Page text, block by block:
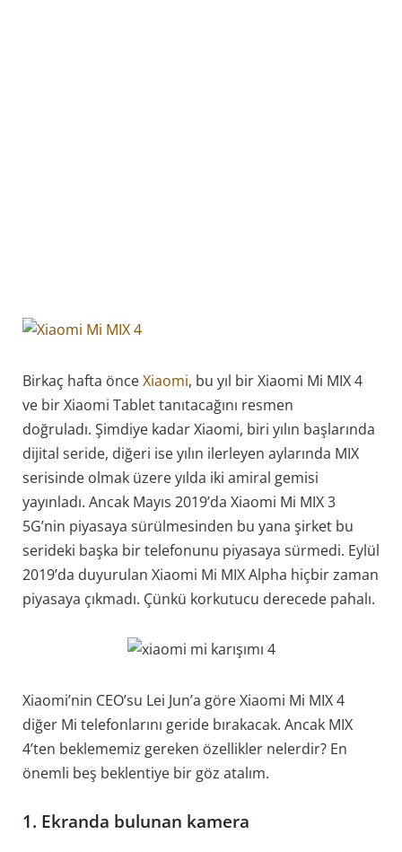
Birkaç hafta önceXiaomi, bu yıl bir Xiaomi Mi MIX 4
ve bir Xiaomi Tablet tanıtacağını resmen
doğruladı. Şimdiye kadar Xiaomi, biri yılın başlarında
dijital seride, diğeri ise yılın ilerleyen aylarında MIX
serisinde olmak üzere yılda iki amiral gemisi
yayınladı. Ancak Mayıs 2019’da Xiaomi Mi MIX 3
5G’nin piyasaya sürülmesinden bu yana şirket bu
serideki başka bir telefonunu piyasaya sürmedi. Eylül
2019’da duyurulan Xiaomi Mi MIX Alpha hiçbir zaman
piyasaya çıkmadı. Çünkü korkutucu derecede pahalı.
Xiaomi’nin CEO’su Lei Jun’a göre Xiaomi Mi MIX 4
diğer Mi telefonlarını geride bırakacak. Ancak MIX
4’ten beklememiz gereken özellikler nelerdir? En
önemli beş beklentiye bir göz atalım.
1. Ekranda bulunan kamera